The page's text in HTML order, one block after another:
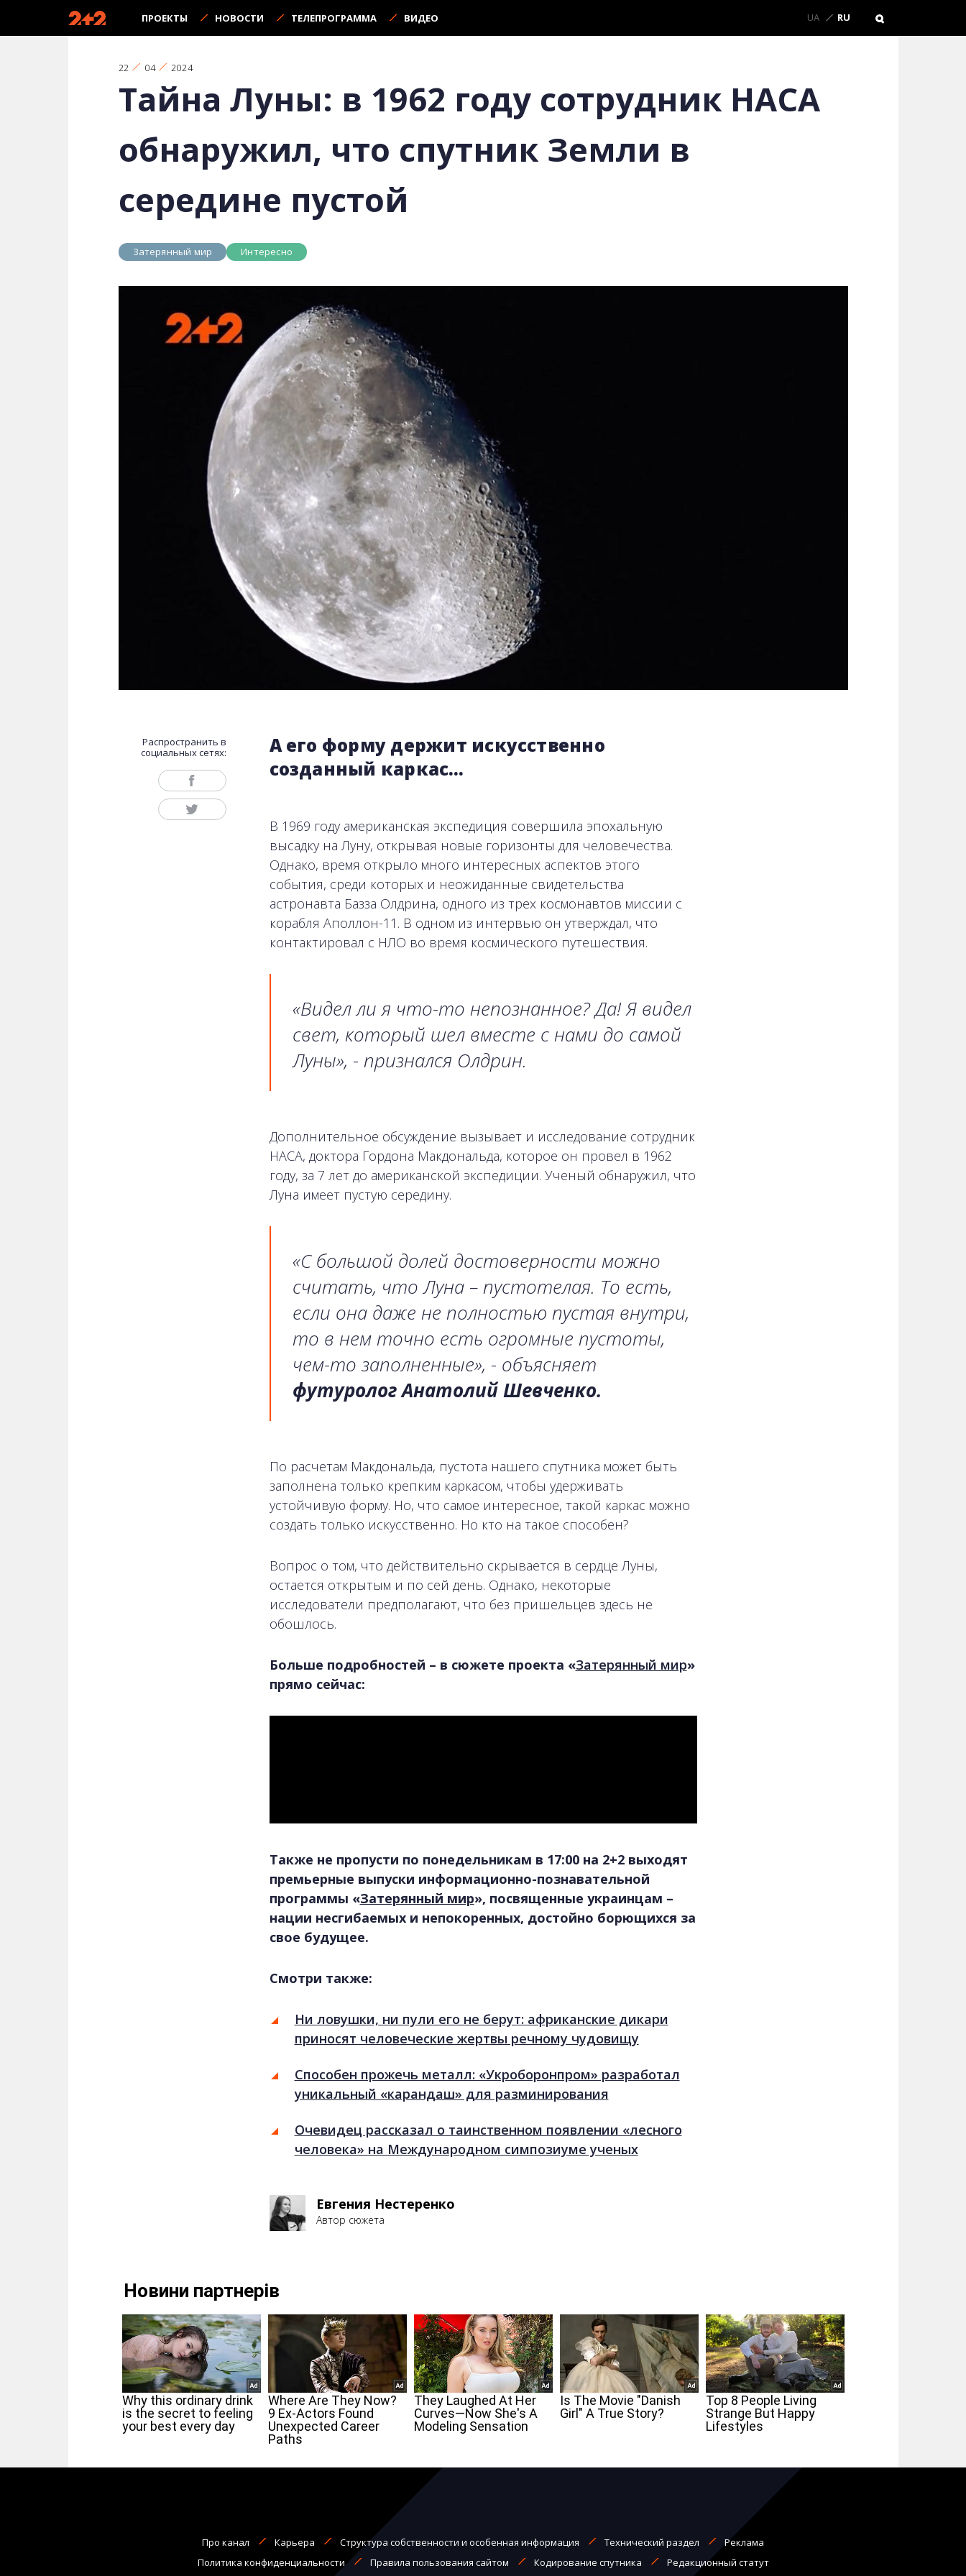
ПРОЕКТЫ НОВОСТИ ТЕЛЕПРОГРАММА ВИДЕО UA RU
22 04 2024
Тайна Луны: в 1962 году сотрудник НАСА
обнаружил, что спутник Земли в
середине пустой
Затерянный мир Интересно
Распространить в
социальных сетях:
А его форму держит искусственно
созданный каркас…
В 1969 году американская экспедиция совершила эпохальную
высадку на Луну, открывая новые горизонты для человечества.
Однако, время открыло много интересных аспектов этого
события, среди которых и неожиданные свидетельства
астронавта Базза Олдрина, одного из трех космонавтов миссии с
корабля Аполлон-11. В одном из интервью он утверждал, что
контактировал с НЛО во время космического путешествия.
«Видел ли я что-то непознанное? Да! Я видел
свет, который шел вместе с нами до самой
Луны», - признался Олдрин.
Дополнительное обсуждение вызывает и исследование сотрудник
НАСА, доктора Гордона Макдональда, которое он провел в 1962
году, за 7 лет до американской экспедиции. Ученый обнаружил, что
Луна имеет пустую середину.
«С большой долей достоверности можно
считать, что Луна – пустотелая. То есть,
если она даже не полностью пустая внутри,
то в нем точно есть огромные пустоты,
чем-то заполненные», - объясняет
футуролог Анатолий Шевченко.
По расчетам Макдональда, пустота нашего спутника может быть
заполнена только крепким каркасом, чтобы удерживать
устойчивую форму. Но, что самое интересное, такой каркас можно
создать только искусственно. Но кто на такое способен?
Вопрос о том, что действительно скрывается в сердце Луны,
остается открытым и по сей день. Однако, некоторые
исследователи предполагают, что без пришельцев здесь не
обошлось.
Больше подробностей – в сюжете проекта «Затерянный мир»
прямо сейчас:
Также не пропусти по понедельникам в 17:00 на 2+2 выходят
премьерные выпуски информационно-познавательной
программы «Затерянный мир», посвященные украинцам –
нации несгибаемых и непокоренных, достойно борющихся за
свое будущее.
Смотри также:
Ни ловушки, ни пули его не берут: африканские дикари
приносят человеческие жертвы речному чудовищу
Способен прожечь металл: «Укроборонпром» разработал
уникальный «карандаш» для разминирования
Очевидец рассказал о таинственном появлении «лесного
человека» на Международном симпозиуме ученых
Евгения Нестеренко
Автор сюжета
Про канал Карьера Структура собственности и особенная информация Технический раздел
Реклама
Политика конфиденциальности
Правила пользования сайтом Кодирование спутника Редакционный статут